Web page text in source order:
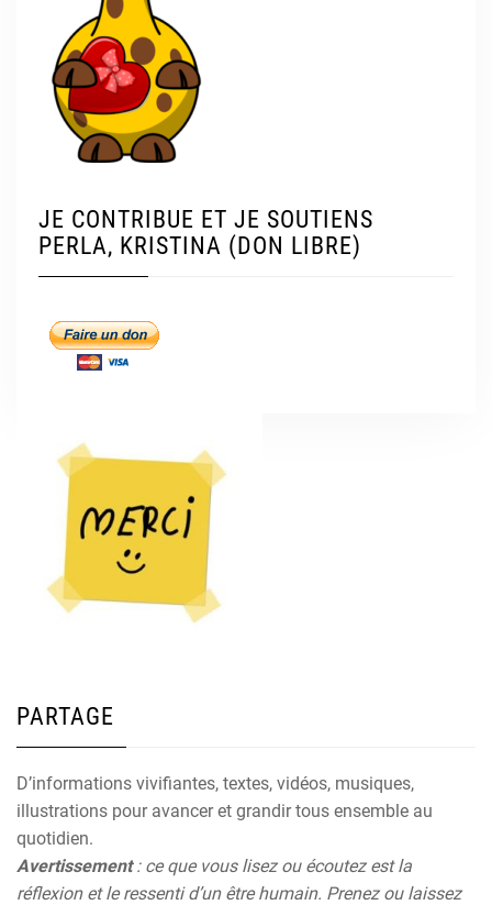
JE CONTRIBUE ET JE SOUTIENS
PERLA, KRISTINA (DON LIBRE)
PARTAGE
D’informations vivifiantes, textes, vidéos, musiques,
illustrations pour avancer et grandir tous ensemble au
quotidien.
Avertissement: ce que vous lisez ou écoutez est la
réflexion et le ressenti d’un être humain. Prenez ou laissez